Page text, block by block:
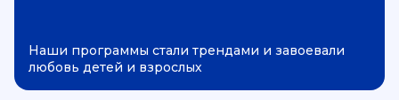
Наши программы стали трендами и завоевали
любовь детей и взрослых